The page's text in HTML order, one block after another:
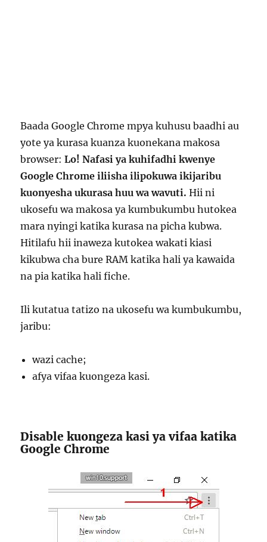
Baada Google Chrome mpya kuhusu baadhi au
yote ya kurasa kuanza kuonekana makosa
browser:Lo! Nafasi ya kuhifadhi kwenye
Google Chrome iliisha ilipokuwa ikijaribu
kuonyesha ukurasa huu wa wavuti. Hii ni
ukosefu wa makosa ya kumbukumbu hutokea
mara nyingi katika kurasa na picha kubwa.
Hitilafu hii inaweza kutokea wakati kiasi
kikubwa cha bure RAM katika hali ya kawaida
na pia katika hali fiche.
Ili kutatua tatizo na ukosefu wa kumbukumbu,
jaribu:
wazi cache;
afya vifaa kuongeza kasi.
Disable kuongeza kasi ya vifaa katika
Google Chrome